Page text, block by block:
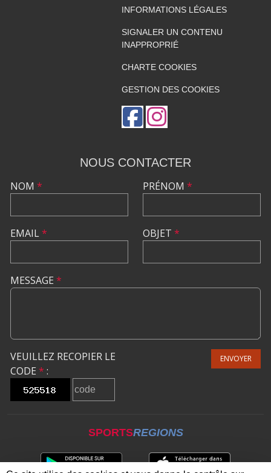
INFORMATIONS LÉGALES
SIGNALER UN CONTENU
INAPPROPRIÉ
CHARTE COOKIES
GESTION DES COOKIES
NOUS CONTACTER
NOM *
EMAIL*
PRÉNOM *
OBJET *
MESSAGE *
VEUILLEZ RECOPIER LE
CODE * :
ENVOYER
SPORTSREGIONS